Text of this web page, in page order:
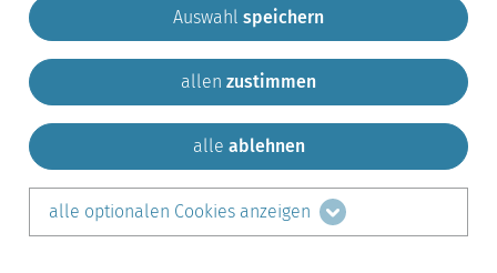
Gemeinde Krailling Impressum
Sitemap
Kontakt
teilen auf:
LinkedIn
Auswahl speichern
allen zustimmen
alle ablehnen
alle optionalen Cookies anzeigen